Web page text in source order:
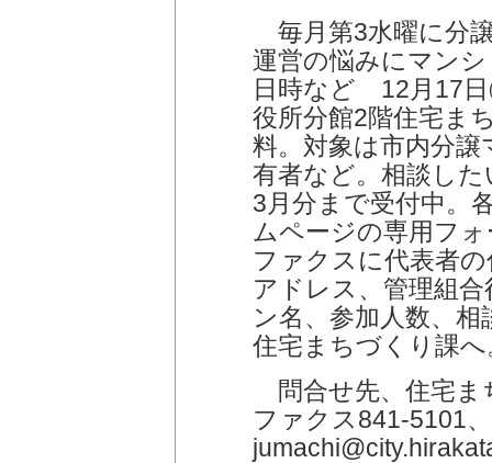
毎月第3水曜に分
運営の悩みにマン
日時など 12月17日
役所分館2階住宅ま
料。対象は市内分
有者など。相談し
3月分まで受付中。
ムページの専用フ
ファクスに代表者
アドレス、管理組
ン名、参加人数、
住宅まちづくり課
問合せ先、住宅
ファクス841-5101